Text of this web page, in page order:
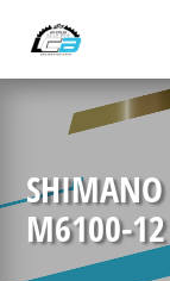
SHIMANO
M6100-12